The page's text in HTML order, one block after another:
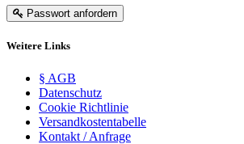
Passwort anfordern
Weitere Links
§ AGB
Datenschutz
Cookie Richtlinie
Versandkostentabelle
Kontakt / Anfrage